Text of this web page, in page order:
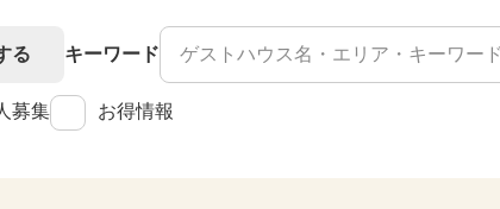
る キーワード
募集 お得情報